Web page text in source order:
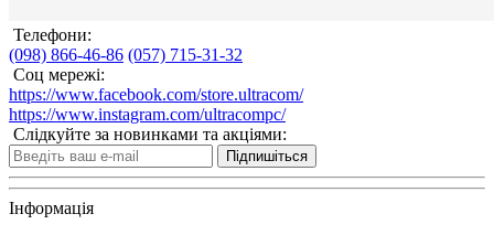
Телефони:
(098) 866-46-86 (057) 715-31-32
Соц мережі:
https://www.facebook.com/store.ultracom/
https://www.instagram.com/ultracompc/
Слідкуйте за новинками та акціями:
Підпишіться
Інформація